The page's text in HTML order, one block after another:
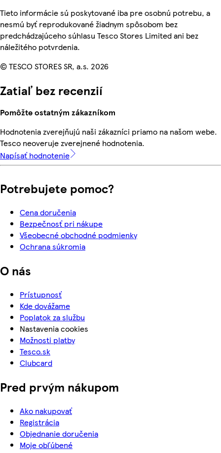
Tieto informácie sú poskytované iba pre osobnú potrebu, a
nesmú byť reprodukované žiadnym spôsobom bez
predchádzajúceho súhlasu Tesco Stores Limited ani bez
náležitého potvrdenia.
© TESCO STORES SR, a.s. 2026
Zatiaľ bez recenzií
Pomôžte ostatným zákazníkom
Hodnotenia zverejňujú naši zákazníci priamo na našom webe.
Tesco neoveruje zverejnené hodnotenia.
Napísať hodnotenie
Potrebujete pomoc?
Cena doručenia
Bezpečnosť pri nákupe
Všeobecné obchodné podmienky
Ochrana súkromia
O nás
Prístupnosť
Kde dovážame
Poplatok za službu
Nastavenia cookies
Možnosti platby
Tesco.sk
Clubcard
Pred prvým nákupom
Ako nakupovať
Registrácia
Objednanie doručenia
Moje obľúbené